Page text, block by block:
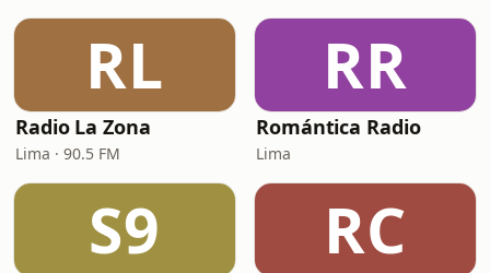
RL
Radio La Zona
Lima · 90.5 FM
RR
Romántica Radio
Lima
S9 RC